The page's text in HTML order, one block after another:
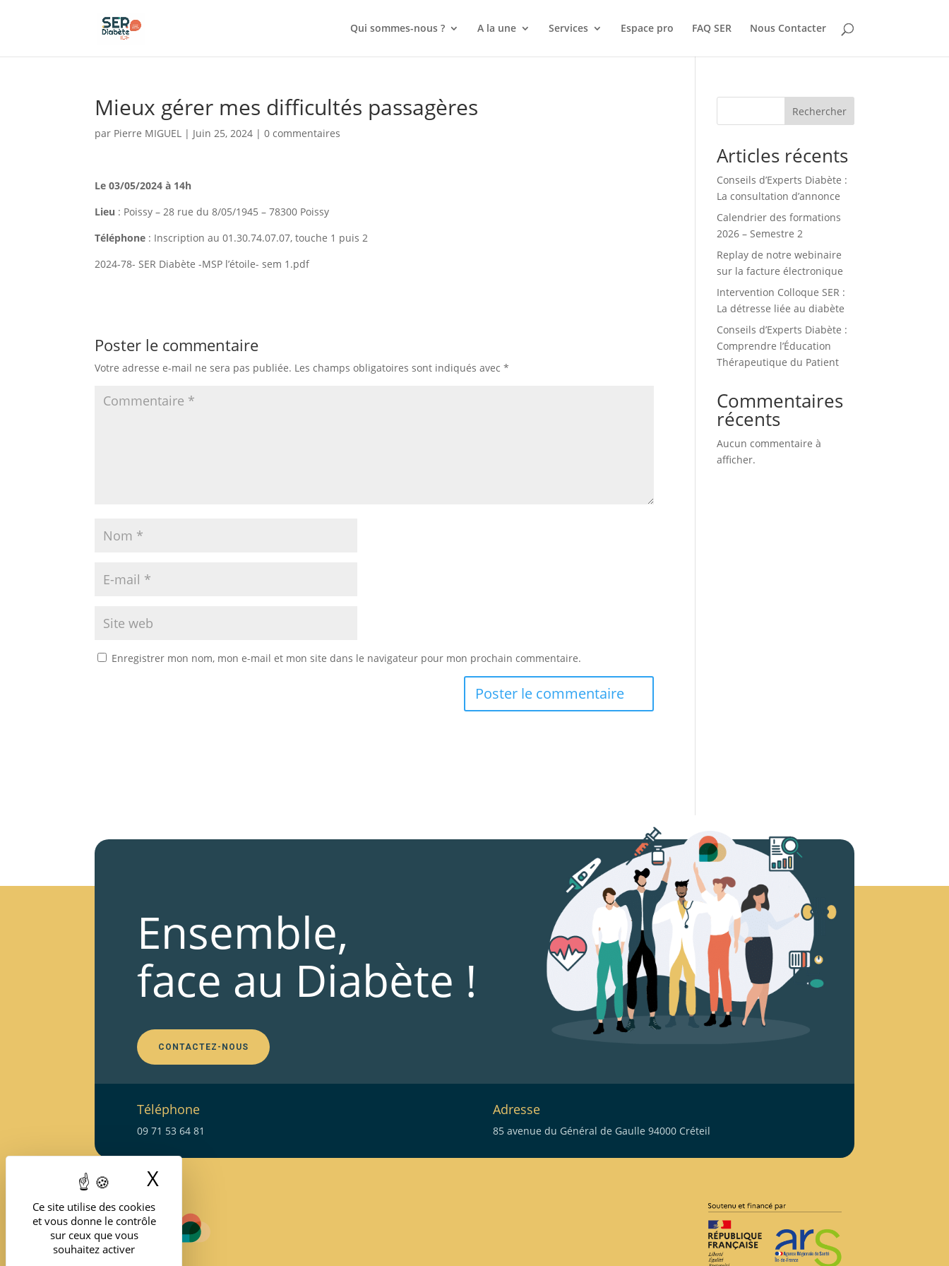
Ce site utilise des cookies
et vous donne le contrôle
sur ceux que vous
souhaitez activer
X
Qui sommes-nous ? A la une Services Espace pro FAQ SER Nous Contacter
Mieux gérer mes difficultés passagères
par Pierre MIGUEL | Juin 25, 2024 |0 commentaires
Le 03/05/2024 à 14h
Lieu : Poissy – 28 rue du 8/05/1945 – 78300 Poissy
Téléphone : Inscription au 01.30.74.07.07, touche 1 puis 2
2024-78- SER Diabète -MSP l’étoile- sem 1.pdf
Poster le commentaire
Votre adresse e-mail ne sera pas publiée. Les champs obligatoires sont indiqués avec*
Enregistrer mon nom, mon e-mail et mon site dans le navigateur pour mon prochain commentaire.
Rechercher
Articles récents
Conseils d’Experts Diabète :
La consultation d’annonce
Calendrier des formations
2026 – Semestre 2
Replay de notre webinaire
sur la facture électronique
Intervention Colloque SER :
La détresse liée au diabète
Conseils d’Experts Diabète :
Comprendre l’Éducation
Thérapeutique du Patient
Commentaires
récents
Aucun commentaire à
afficher.
Ensemble,
face au Diabète !
CONTACTEZ-NOUS
Téléphone
09 71 53 64 81
Adresse
85 avenue du Général de Gaulle 94000 Créteil